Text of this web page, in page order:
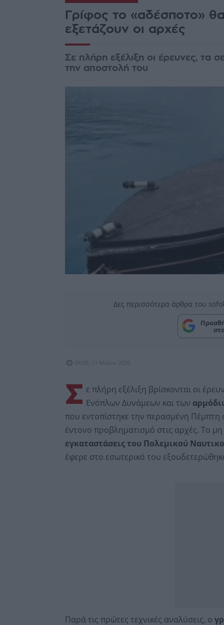
Γρίφος το «αδέσποτο»
εξετάζουν οι αρχές
Σε πλήρη εξέλιξη οι έρευνες, τα
την αποστολή του
Δες περισσότερα άρθρα του
06:00, 11 Μαΐου 2026
Σ ε πλήρη εξέλιξη βρίσκονται οι
Ενόπλων Δυνάμεων και των
που εντοπίστηκε την περασμένη
έντονο προβληματισμό στις αρχές. Το
εγκαταστάσεις του Πολεμικού
έφερε στο εσωτερικό του
Παρά τις πρώτες τεχνικές αναλύσεις, ο